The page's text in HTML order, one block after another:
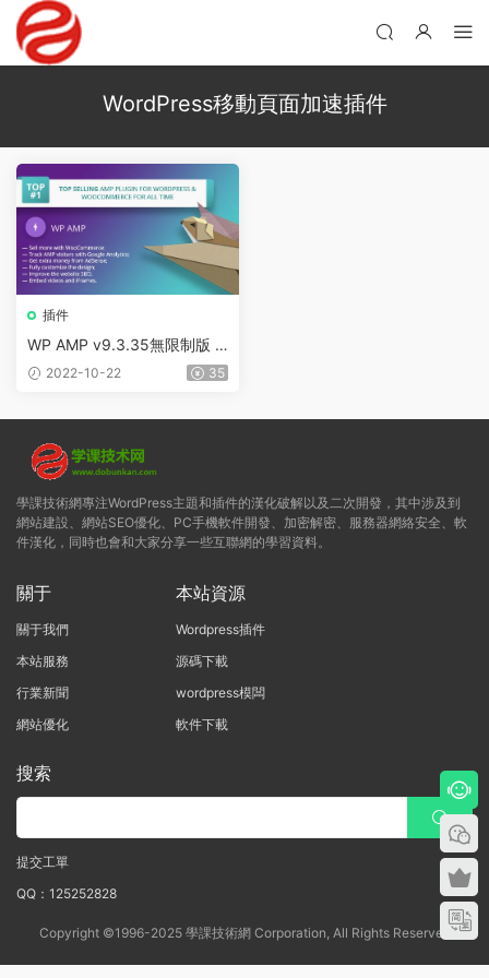
WordPress移動頁面加速插件
插件
WP AMP v9.3.35無限制版 –
WordPress移動頁面加速插件
2022-10-22 35
學課技術網專注WordPress主題和插件的漢化破解以及二次開發，其中涉及到
網站建設、網站SEO優化、PC手機軟件開發、加密解密、服務器網絡安全、軟
件漢化，同時也會和大家分享一些互聯網的學習資料。
關于
關于我們
本站服務
行業新聞
網站優化
本站資源
Wordpress插件
源碼下載
wordpress模闆
軟件下載
搜索
提交工單
QQ：125252828
Copyright ©1996-2025 學課技術網 Corporation, All Rights Reserved